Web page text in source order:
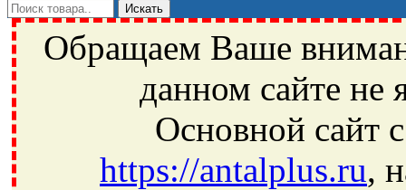
Обращаем Ваше
данном сайте не
Основной сайт
https://antalplus.ru,